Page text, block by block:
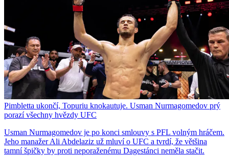
Pimbletta ukončí, Topuriu knokautuje. Usman Nurmagomedov prý
porazí všechny hvězdy UFC
Usman Nurmagomedov je po konci smlouvy s PFL volným hráčem.
Jeho manažer Ali Abdelaziz už mluví o UFC a tvrdí, že většina
tamní špičky by proti neporaženému Dagestánci neměla stačit.